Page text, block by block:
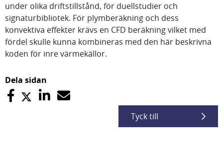
under olika driftstillstånd, för duellstudier och
signaturbibliotek. För plymberäkning och dess
konvektiva effekter krävs en CFD beräkning vilket med
fördel skulle kunna kombineras med den här beskrivna
koden för inre värmekällor.
Dela sidan
Tyck till